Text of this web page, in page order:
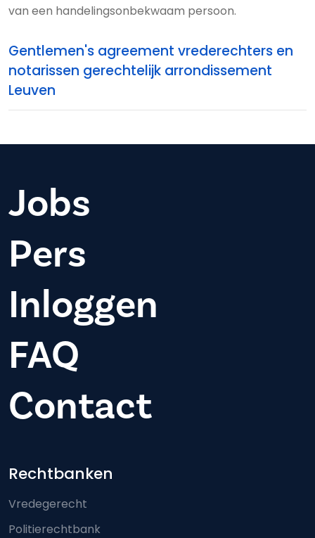
van een handelingsonbekwaam persoon.
Gentlemen's agreement vrederechters en
notarissen gerechtelijk arrondissement
Leuven
Jobs
Pers
Inloggen
FAQ
Contact
Footer-menu
Rechtbanken
Vredegerecht
Politierechtbank